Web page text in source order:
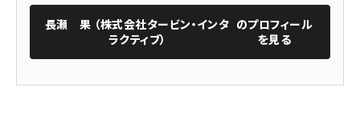
長瀬 果 （株式会社タービン・インタ
ラクティブ）
のプロフィール
を見る